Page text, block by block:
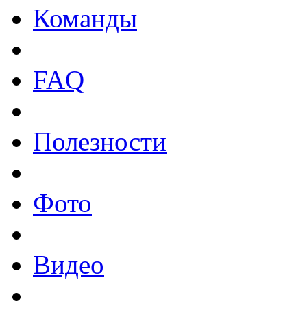
Команды
FAQ
Полезности
Фото
Видео